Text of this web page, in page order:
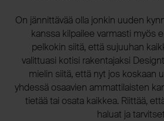
On jännittävää olla jonkin uuden
kanssa kilpailee varmasti myös
pelkokin siitä, että sujuuhan
valittuasi kotisi rakentajaksi
mielin siitä, että nyt jos koskaan
yhdessä osaavien ammattilaisten
tietää tai osata kaikkea. Riittää,
haluat ja